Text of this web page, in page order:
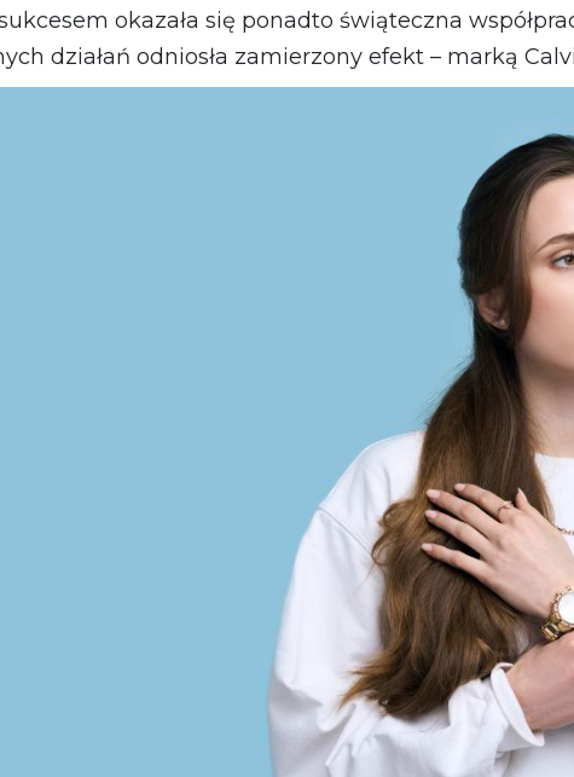
okazała się ponadto świąteczna
działań odniosła zamierzony efekt – marką